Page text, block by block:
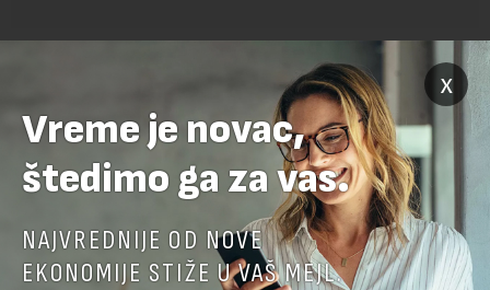
x
Vreme je novac,
štedimo ga za vas.
NAJVREDNIJE OD NOVE
EKONOMIJE STIŽE U VAŠ MEJL.